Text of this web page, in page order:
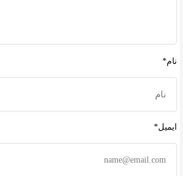
نام*
ایمیل*